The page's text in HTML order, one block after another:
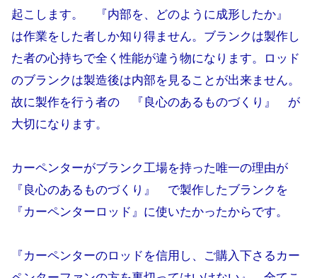
起こします。 『内部を、どのように成形したか』
は作業をした者しか知り得ません。ブランクは製作し
た者の心持ちで全く性能が違う物になります。ロッド
のブランクは製造後は内部を見ることが出来ません。
故に製作を行う者の 『良心のあるものづくり』 が
大切になります。
カーペンターがブランク工場を持った唯一の理由が
『良心のあるものづくり』 で製作したブランクを
『カーペンターロッド』に使いたかったからです。
『カーペンターのロッドを信用し、ご購入下さるカー